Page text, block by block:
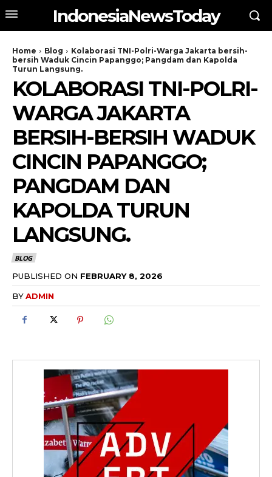
IndonesiaNewsToday
Home Blog
Kolaborasi TNI-Polri-Warga Jakarta bersih-
bersih Waduk Cincin Papanggo; Pangdam dan Kapolda
Turun Langsung.
KOLABORASI TNI-POLRI-
WARGA JAKARTA
BERSIH-BERSIH WADUK
CINCIN PAPANGGO;
PANGDAM DAN
KAPOLDA TURUN
LANGSUNG.
BLOG
PUBLISHED ON FEBRUARY 8, 2026
BYADMIN